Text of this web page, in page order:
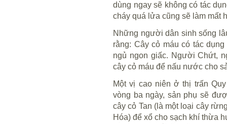
dùng ngay sẽ không có tác
cháy quá lửa cũng sẽ làm mất
Những người dân sinh sống
rằng: Cây cỏ máu có tác
ngủ ngon giấc. Người Chứt,
cây cỏ máu để nấu nước cho
Một vị cao niên ở thị trấn
vòng ba ngày, sản phụ sẽ
cây cỏ Tan (là một loại cây
Hóa) để xổ cho sạch khí thừa